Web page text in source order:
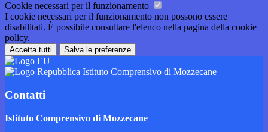
Cookie necessari per il funzionamento
I cookie necessari per il funzionamento non possono essere
disabilitati. È possibile consultare l'elenco nella pagina della cookie
policy.
Accetta tutti Salva le preferenze
Istituto Comprensivo di Mozzecane
Contatti
Istituto Comprensivo di Mozzecane